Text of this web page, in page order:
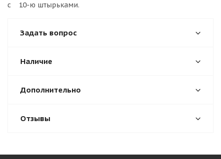
с 10-ю штырьками.
Задать вопрос
Наличие
Дополнительно
Отзывы